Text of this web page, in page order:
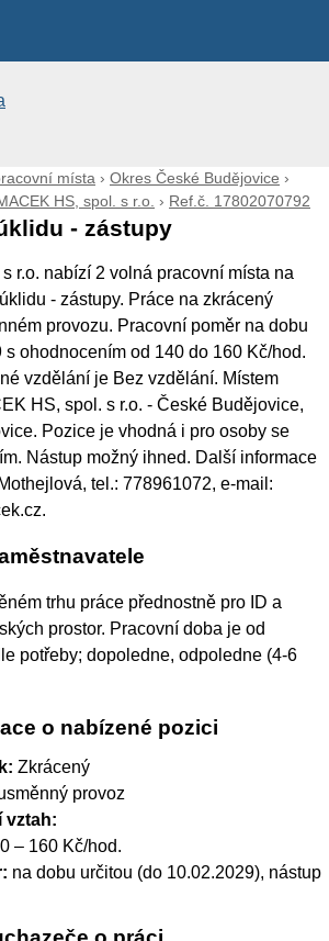
místa › Okres České Budějovice ›
HS, spol. s r.o. › Ref.č. 17802070792
- zástupy
r.o. nabízí 2 volná pracovní místa na
- zástupy. Práce na zkrácený
provozu. Pracovní poměr na dobu
s ohodnocením od 140 do 160 Kč/hod.
vzdělání je Bez vzdělání. Místem
HS, spol. s r.o. - České Budějovice,
Pozice je vhodná i pro osoby se
Nástup možný ihned. Další informace
tel.: 778961072, e-mail:
trhu práce přednostně pro ID a
prostor. Pracovní doba je od
potřeby; dopoledne, odpoledne (4-6
o nabízené pozici
Zkrácený
provoz
vztah:
– 160 Kč/hod.
na dobu určitou (do 10.02.2029), nástup